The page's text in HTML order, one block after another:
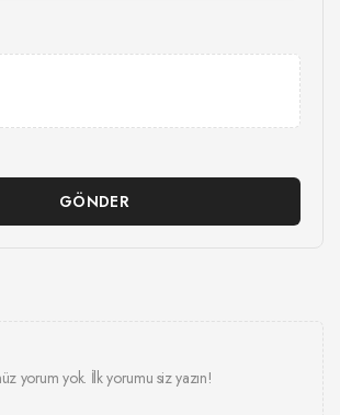
GÖNDER
yorum yok. İlk yorumu siz yazın!